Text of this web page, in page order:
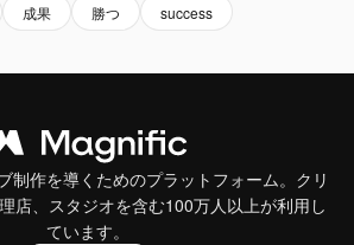
成果 勝つ success
制作を導くためのプラットフォーム。クリ
店、スタジオを含む100万人以上が利用し
ています。